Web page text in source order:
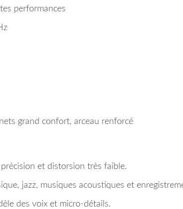
performances
grand confort, arceau renforcé
et distorsion très faible.
jazz, musiques acoustiques et
des voix et micro-détails.